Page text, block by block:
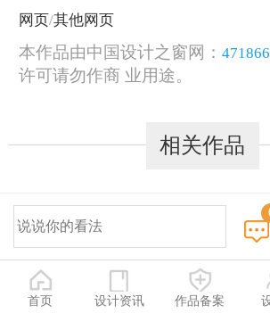
网页/其他网页
本作品由中国设计之窗网：
许可请勿作商 业用途。
相关作品
© 2014-2025 中国设计之窗
深圳市中设网络科技有限公司(深圳设计之窗
地址：深圳龙华区布龙路4号127陈设艺术设
首页 设计资讯 作品备案